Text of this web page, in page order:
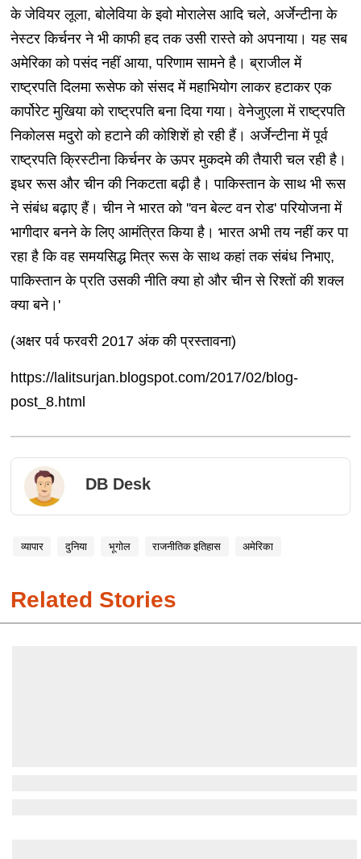
के जेवियर लूला, बोलेविया के इवो मोरालेस आदि चले, अर्जेन्टीना के
नेस्टर किर्चनर ने भी काफी हद तक उसी रास्ते को अपनाया। यह सब
अमेरिका को पसंद नहीं आया, परिणाम सामने है। ब्राजील में
राष्ट्रपति दिलमा रूसेफ को संसद में महाभियोग लाकर हटाकर एक
कार्पोरेट मुखिया को राष्ट्रपति बना दिया गया। वेनेजुएला में राष्ट्रपति
निकोलस मदुरो को हटाने की कोशिशें हो रही हैं। अर्जेन्टीना में पूर्व
राष्ट्रपति क्रिस्टीना किर्चनर के ऊपर मुकदमे की तैयारी चल रही है।
इधर रूस और चीन की निकटता बढ़ी है। पाकिस्तान के साथ भी रूस
ने संबंध बढ़ाए हैं। चीन ने भारत को ''वन बेल्ट वन रोड' परियोजना में
भागीदार बनने के लिए आमंत्रित किया है। भारत अभी तय नहीं कर पा
रहा है कि वह समयसिद्ध मित्र रूस के साथ कहां तक संबंध निभाए,
पाकिस्तान के प्रति उसकी नीति क्या हो और चीन से रिश्तों की शक्ल
क्या बने।'
(अक्षर पर्व फरवरी 2017 अंक की प्रस्तावना)
https://lalitsurjan.blogspot.com/2017/02/blog-
post_8.html
DB Desk
व्यापार दुनिया भूगोल राजनीतिक इतिहास अमेरिका
Related Stories